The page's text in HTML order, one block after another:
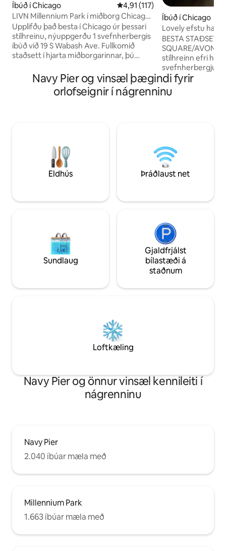
Íbúð í Chicago 4,91 af 5 í meðaleinkunn, 117
4,91 (117)
LIVN Millennium Park í miðborg Chicago,
1 svefnherbergi
Upplifðu það besta í Chicago úr þessari
stílhreinu, nýuppgerðu 1 svefnherbergis
íbúð við 19 S Wabash Ave. Fullkomið
staðsett í hjarta miðborgarinnar, þú
þekkta Millennium-garðinum, líflegum
verslunum Michigan Avenue og
fjölbreyttum veitingastöðum. Þessi 1
sem gerir hana tilvalda bæði fyrir stutt frí
og lengri dvöl. Njóttu lífsins!
Íbúð í Chicago
Lovely efstu hæð
BESTA
SQUARE/
stílhreinn efri hæð
hjarta eftirsótts
Þessi
mínútna
Loop. Þægilega
Nokkrum
veitingastöðum,
frábærum
Navy Pier og vinsæl þægindi fyrir
orlofseignir í nágrenninu
Eldhús Þráðlaust net
Sundlaug
Gjaldfrjálst
bílastæði á
staðnum
Loftkæling
Navy Pier og önnur vinsæl kennileiti í
nágrenninu
Navy Pier
2.040 íbúar mæla með
Millennium Park
1.663 íbúar mæla með